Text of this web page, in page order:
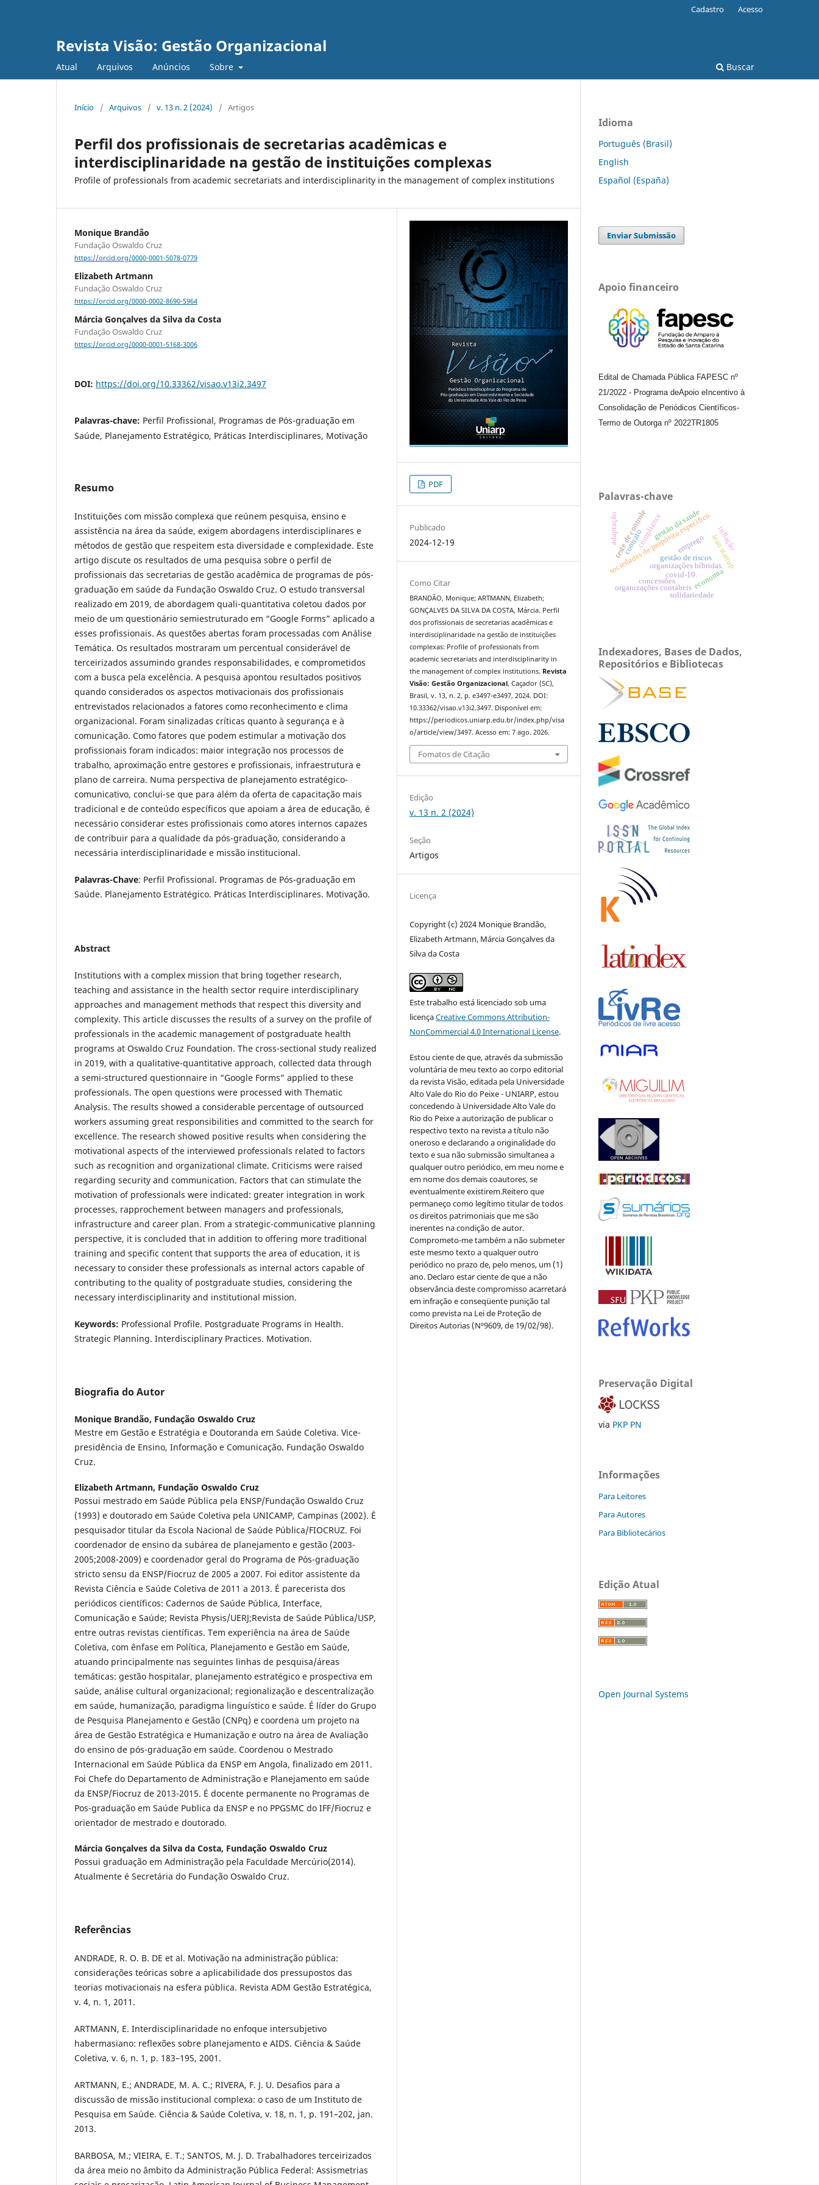
Revista Visão: Gestão Organizacional
Atual Arquivos Anúncios Sobre Buscar
Cadastro Acesso
Início / Arquivos / v. 13 n. 2 (2024) / Artigos
Perfil dos profissionais de secretarias acadêmicas e
interdisciplinaridade na gestão de instituições complexas
Profile of professionals from academic secretariats and interdisciplinarity in the management of complex institutions
Monique Brandão
Fundação Oswaldo Cruz
https://orcid.org/0000-0001-5078-0779
Elizabeth Artmann
Fundação Oswaldo Cruz
https://orcid.org/0000-0002-8690-5964
Márcia Gonçalves da Silva da Costa
Fundação Oswaldo Cruz
https://orcid.org/0000-0001-5168-3006
DOI: https://doi.org/10.33362/visao.v13i2.3497
Palavras-chave: Perfil Profissional, Programas de Pós-graduação em
Saúde, Planejamento Estratégico, Práticas Interdisciplinares, Motivação
Resumo
Instituições com missão complexa que reúnem pesquisa, ensino e
assistência na área da saúde, exigem abordagens interdisciplinares e
métodos de gestão que respeitem esta diversidade e complexidade. Este
artigo discute os resultados de uma pesquisa sobre o perfil de
profissionais das secretarias de gestão acadêmica de programas de pós-
graduação em saúde da Fundação Oswaldo Cruz. O estudo transversal
realizado em 2019, de abordagem quali-quantitativa coletou dados por
meio de um questionário semiestruturado em “Google Forms” aplicado a
esses profissionais. As questões abertas foram processadas com Análise
Temática. Os resultados mostraram um percentual considerável de
terceirizados assumindo grandes responsabilidades, e comprometidos
com a busca pela excelência. A pesquisa apontou resultados positivos
quando considerados os aspectos motivacionais dos profissionais
entrevistados relacionados a fatores como reconhecimento e clima
organizacional. Foram sinalizadas críticas quanto à segurança e à
comunicação. Como fatores que podem estimular a motivação dos
profissionais foram indicados: maior integração nos processos de
trabalho, aproximação entre gestores e profissionais, infraestrutura e
plano de carreira. Numa perspectiva de planejamento estratégico-
comunicativo, conclui-se que para além da oferta de capacitação mais
tradicional e de conteúdo específicos que apoiam a área de educação, é
necessário considerar estes profissionais como atores internos capazes
de contribuir para a qualidade da pós-graduação, considerando a
necessária interdisciplinaridade e missão institucional.
Palavras-Chave: Perfil Profissional. Programas de Pós-graduação em
Saúde. Planejamento Estratégico. Práticas Interdisciplinares. Motivação.
Abstract
Institutions with a complex mission that bring together research,
teaching and assistance in the health sector require interdisciplinary
approaches and management methods that respect this diversity and
complexity. This article discusses the results of a survey on the profile of
professionals in the academic management of postgraduate health
programs at Oswaldo Cruz Foundation. The cross-sectional study realized
in 2019, with a qualitative-quantitative approach, collected data through
a semi-structured questionnaire in “Google Forms” applied to these
professionals. The open questions were processed with Thematic
Analysis. The results showed a considerable percentage of outsourced
workers assuming great responsibilities and committed to the search for
excellence. The research showed positive results when considering the
motivational aspects of the interviewed professionals related to factors
such as recognition and organizational climate. Criticisms were raised
regarding security and communication. Factors that can stimulate the
motivation of professionals were indicated: greater integration in work
processes, rapprochement between managers and professionals,
infrastructure and career plan. From a strategic-communicative planning
perspective, it is concluded that in addition to offering more traditional
training and specific content that supports the area of education, it is
necessary to consider these professionals as internal actors capable of
contributing to the quality of postgraduate studies, considering the
necessary interdisciplinarity and institutional mission.
Keywords: Professional Profile. Postgraduate Programs in Health.
Strategic Planning. Interdisciplinary Practices. Motivation.
Biografia do Autor
Monique Brandão, Fundação Oswaldo Cruz
Mestre em Gestão e Estratégia e Doutoranda em Saúde Coletiva. Vice-
presidência de Ensino, Informação e Comunicação. Fundação Oswaldo
Cruz.
Elizabeth Artmann, Fundação Oswaldo Cruz
Possui mestrado em Saúde Pública pela ENSP/Fundação Oswaldo Cruz
(1993) e doutorado em Saúde Coletiva pela UNICAMP, Campinas (2002). É
pesquisador titular da Escola Nacional de Saúde Pública/FIOCRUZ. Foi
coordenador de ensino da subárea de planejamento e gestão (2003-
2005;2008-2009) e coordenador geral do Programa de Pós-graduação
stricto sensu da ENSP/Fiocruz de 2005 a 2007. Foi editor assistente da
Revista Ciência e Saúde Coletiva de 2011 a 2013. É parecerista dos
periódicos científicos: Cadernos de Saúde Pública, Interface,
Comunicação e Saúde; Revista Physis/UERJ;Revista de Saúde Pública/USP,
entre outras revistas científicas. Tem experiência na área de Saúde
Coletiva, com ênfase em Política, Planejamento e Gestão em Saúde,
atuando principalmente nas seguintes linhas de pesquisa/áreas
temáticas: gestão hospitalar, planejamento estratégico e prospectiva em
saúde, análise cultural organizacional; regionalização e descentralização
em saúde, humanização, paradigma linguístico e saúde. É líder do Grupo
de Pesquisa Planejamento e Gestão (CNPq) e coordena um projeto na
área de Gestão Estratégica e Humanização e outro na área de Avaliação
do ensino de pós-graduação em saúde. Coordenou o Mestrado
Internacional em Saúde Pública da ENSP em Angola, finalizado em 2011.
Foi Chefe do Departamento de Administração e Planejamento em saúde
da ENSP/Fiocruz de 2013-2015. É docente permanente no Programas de
Pos-graduação em Saúde Publica da ENSP e no PPGSMC do IFF/Fiocruz e
orientador de mestrado e doutorado.
Márcia Gonçalves da Silva da Costa, Fundação Oswaldo Cruz
Possui graduação em Administração pela Faculdade Mercúrio(2014).
Atualmente é Secretária do Fundação Oswaldo Cruz.
Referências
ANDRADE, R. O. B. DE et al. Motivação na administração pública:
considerações teóricas sobre a aplicabilidade dos pressupostos das
teorias motivacionais na esfera pública. Revista ADM Gestão Estratégica,
v. 4, n. 1, 2011.
ARTMANN, E. Interdisciplinaridade no enfoque intersubjetivo
habermasiano: reflexões sobre planejamento e AIDS. Ciência & Saúde
Coletiva, v. 6, n. 1, p. 183–195, 2001.
ARTMANN, E.; ANDRADE, M. A. C.; RIVERA, F. J. U. Desafios para a
discussão de missão institucional complexa: o caso de um Instituto de
Pesquisa em Saúde. Ciência & Saúde Coletiva, v. 18, n. 1, p. 191–202, jan.
2013.
BARBOSA, M.; VIEIRA, E. T.; SANTOS, M. J. D. Trabalhadores terceirizados
da área meio no âmbito da Administração Pública Federal: Assismetrias
PDF
Publicado
2024-12-19
Como Citar
BRANDÃO, Monique; ARTMANN, Elizabeth;
GONÇALVES DA SILVA DA COSTA, Márcia. Perfil
dos profissionais de secretarias acadêmicas e
interdisciplinaridade na gestão de instituições
complexas: Profile of professionals from
academic secretariats and interdisciplinarity in
the management of complex institutions. Revista
Visão: Gestão Organizacional, Caçador (SC),
Brasil, v. 13, n. 2, p. e3497-e3497, 2024. DOI:
10.33362/visao.v13i2.3497. Disponível em:
https://periodicos.uniarp.edu.br/index.php/visa
o/article/view/3497. Acesso em: 7 ago. 2026.
Fomatos de Citação
Edição
v. 13 n. 2 (2024)
Seção
Artigos
Licença
Copyright (c) 2024 Monique Brandão,
Elizabeth Artmann, Márcia Gonçalves da
Silva da Costa
Este trabalho está licenciado sob uma
licençaCreative Commons Attribution-
NonCommercial 4.0 International License.
Estou ciente de que, através da submissão
voluntária de meu texto ao corpo editorial
da revista Visão, editada pela Universidade
Alto Vale do Rio do Peixe - UNIARP, estou
concedendo à Universidade Alto Vale do
Rio do Peixe a autorização de publicar o
respectivo texto na revista a título não
oneroso e declarando a originalidade do
texto e sua não submissão simultanea a
qualquer outro periódico, em meu nome e
em nome dos demais coautores, se
eventualmente existirem.Reitero que
permaneço como legítimo titular de todos
os direitos patrimoniais que me são
inerentes na condição de autor.
Comprometo-me também a não submeter
este mesmo texto a qualquer outro
periódico no prazo de, pelo menos, um (1)
ano. Declaro estar ciente de que a não
observância deste compromisso acarretará
em infração e conseqüente punição tal
como prevista na Lei de Proteção de
Direitos Autorias (Nº9609, de 19/02/98).
Idioma
Português (Brasil)
English
Español (España)
Enviar Submissão
Apoio financeiro
Edital de Chamada Pública FAPESC nº
21/2022 - Programa deApoio e Incentivo à
Consolidação de Periódicos Científicos-
Termo de Outorga nº 2022TR1805
Palavras-chave
covid-19.
concessões
sociedades de propósito específico
organizações híbridas.
teste de controle gestão de riscos
compliance
lean startup
adaptação gestão da saúde
organizações contábeis
solidariedade
economia
emprego
contrato inflação
Indexadores, Bases de Dados,
Repositórios e Bibliotecas
Preservação Digital
via PKP PN
Informações
Para Leitores
Para Autores
Para Bibliotecários
Edição Atual
Open Journal Systems